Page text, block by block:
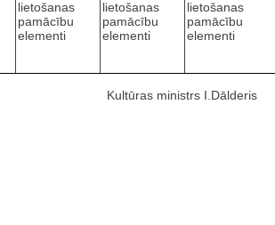
lietošanas
pamācību
elementi
lietošanas
pamācību
elementi
lietošanas
pamācību
elementi
Kultūras ministrs I.Dālderis